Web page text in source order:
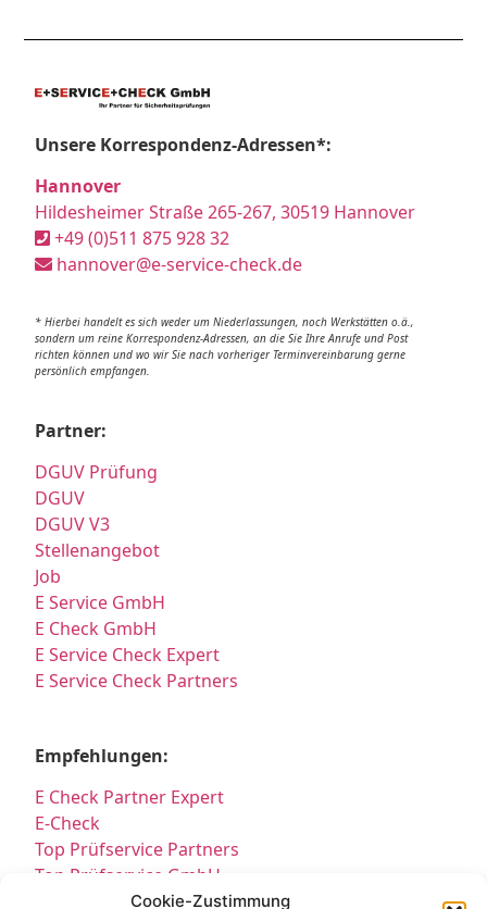
Cookie-Zustimmung
Unsere Korrespondenz-Adressen*:
Hannover
Hildesheimer Straße 265-267, 30519 Hannover
+49 (0)511 875 928 32
hannover@e-service-check.de
* Hierbei handelt es sich weder um Niederlassungen, noch Werkstätten o.ä.,
sondern um reine Korrespondenz-Adressen, an die Sie Ihre Anrufe und Post
richten können und wo wir Sie nach vorheriger Terminvereinbarung gerne
persönlich empfangen.
Partner:
DGUV Prüfung
DGUV
DGUV V3
Stellenangebot
Job
E Service GmbH
E Check GmbH
E Service Check Expert
E Service Check Partners
Empfehlungen:
E Check Partner Expert
E-Check
Top Prüfservice Partners
Top Prüfservice GmbH
Prüfung DGUV3 GmbH